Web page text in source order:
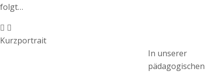
folgt…
Kurzportrait
In unserer
pädagogischen